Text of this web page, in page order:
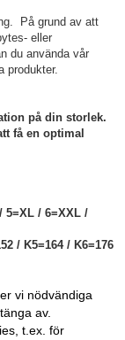
På grund av att
eller
du använda vår
produkter.
på din storlek.
få en optimal
5=XL / 6=XXL /
/ K5=164 / K6=176
vi nödvändiga
av.
t.ex. för